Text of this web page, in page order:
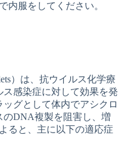
内服をしてください。
）は、抗ウイルス化学療
感染症に対して効果を発
グとして体内でアシクロ
のDNA複製を阻害し、増
ると、主に以下の適応症